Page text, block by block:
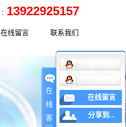
13922925157
在线留言 联系我们
联系方式
地理位置
在
线
客
在线留言
分享到...